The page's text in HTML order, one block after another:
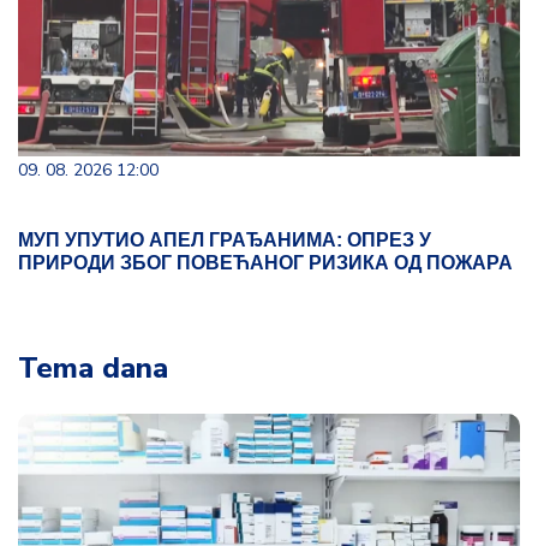
09. 08. 2026 12:00
МУП УПУТИО АПЕЛ ГРАЂАНИМА: ОПРЕЗ У
ПРИРОДИ ЗБОГ ПОВЕЋАНОГ РИЗИКА ОД ПОЖАРА
Tema dana